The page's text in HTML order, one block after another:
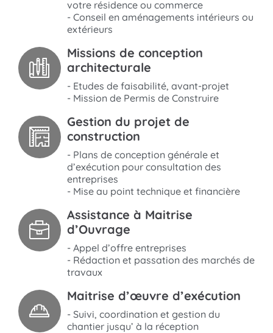
votre résidence ou commerce
- Conseil en aménagements intérieurs ou
extérieurs
Missions de conception
architecturale
- Etudes de faisabilité, avant-projet
- Mission de Permis de Construire
Gestion du projet de
construction
- Plans de conception générale et
d’exécution pour consultation des
entreprises
- Mise au point technique et financière
Assistance à Maitrise
d’Ouvrage
- Appel d’offre entreprises
- Rédaction et passation des marchés de
travaux
Maitrise d’œuvre d’exécution
- Suivi, coordination et gestion du
chantier jusqu’ à la réception